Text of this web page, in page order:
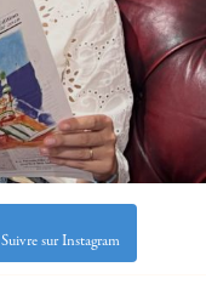
Suivre sur Instagram